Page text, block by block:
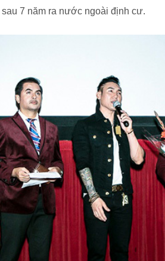
sau 7 năm ra nước ngoài định cư.